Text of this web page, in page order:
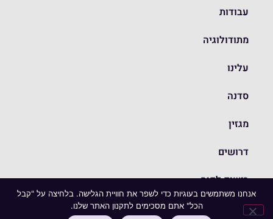
עבודות
מתודולוגיה
עלינו
סדנה
מגזין
דרושים
רישום לקוח
אנחנו משתמשים בעוגיות כדי לשפר את חוויית הגלישה. בלחיצה על "קבל
הכל" אתם מסכימים לתקנון האתר שלנו.